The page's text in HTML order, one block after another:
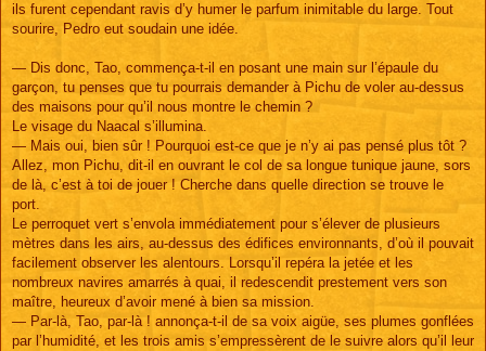
ils furent cependant ravis d’y humer le parfum inimitable du large. Tout
sourire, Pedro eut soudain une idée.
— Dis donc, Tao, commença-t-il en posant une main sur l’épaule du
garçon, tu penses que tu pourrais demander à Pichu de voler au-dessus
des maisons pour qu’il nous montre le chemin ?
Le visage du Naacal s’illumina.
— Mais oui, bien sûr ! Pourquoi est-ce que je n’y ai pas pensé plus tôt ?
Allez, mon Pichu, dit-il en ouvrant le col de sa longue tunique jaune, sors
de là, c’est à toi de jouer ! Cherche dans quelle direction se trouve le
port.
Le perroquet vert s’envola immédiatement pour s’élever de plusieurs
mètres dans les airs, au-dessus des édifices environnants, d’où il pouvait
facilement observer les alentours. Lorsqu’il repéra la jetée et les
nombreux navires amarrés à quai, il redescendit prestement vers son
maître, heureux d’avoir mené à bien sa mission.
— Par-là, Tao, par-là ! annonça-t-il de sa voix aigüe, ses plumes gonflées
par l’humidité, et les trois amis s’empressèrent de le suivre alors qu’il leur